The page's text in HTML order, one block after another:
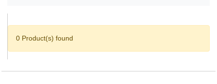
0 Product(s) found